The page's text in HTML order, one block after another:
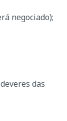
negociado);
das